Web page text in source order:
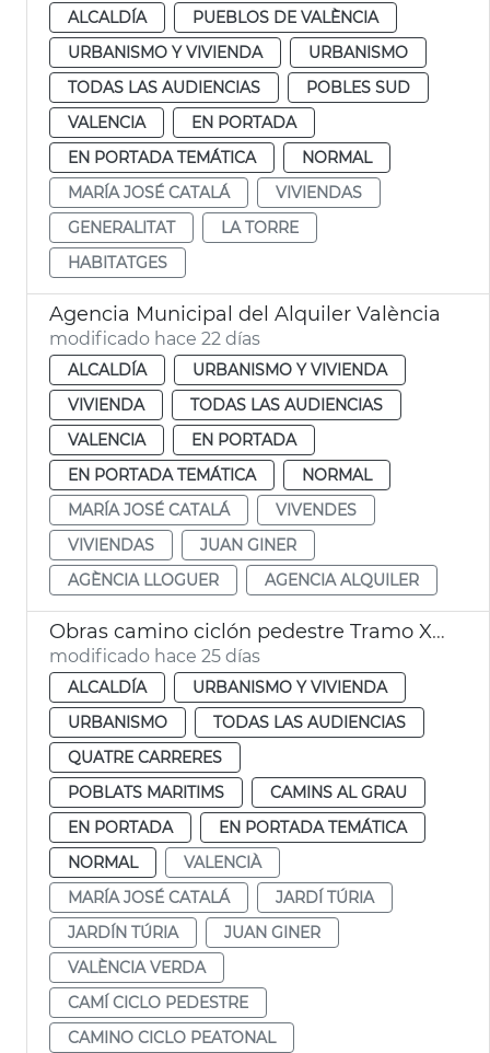
ALCALDÍA
PUEBLOS DE VALÈNCIA
URBANISMO Y VIVIENDA
URBANISMO
TODAS LAS AUDIENCIAS
POBLES SUD
VALENCIA
EN PORTADA
EN PORTADA TEMÁTICA
NORMAL
MARÍA JOSÉ CATALÁ
VIVIENDAS
GENERALITAT
LA TORRE
HABITATGES
Agencia Municipal del Alquiler València
modificado hace 22 días
ALCALDÍA
URBANISMO Y VIVIENDA
VIVIENDA
TODAS LAS AUDIENCIAS
VALENCIA
EN PORTADA
EN PORTADA TEMÁTICA
NORMAL
MARÍA JOSÉ CATALÁ
VIVENDES
VIVIENDAS
JUAN GINER
AGÈNCIA LLOGUER
AGENCIA ALQUILER
Obras camino ciclón pedestre Tramo XVI Turia Pont Astilleros València
modificado hace 25 días
ALCALDÍA
URBANISMO Y VIVIENDA
URBANISMO
TODAS LAS AUDIENCIAS
QUATRE CARRERES
POBLATS MARITIMS
CAMINS AL GRAU
EN PORTADA
EN PORTADA TEMÁTICA
NORMAL
VALENCIÀ
MARÍA JOSÉ CATALÁ
JARDÍ TÚRIA
JARDÍN TÚRIA
JUAN GINER
VALÈNCIA VERDA
CAMÍ CICLO PEDESTRE
CAMINO CICLO PEATONAL